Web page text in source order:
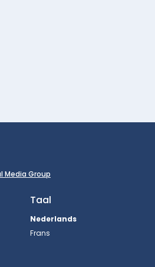
Media Group
Taal
Nederlands
Frans